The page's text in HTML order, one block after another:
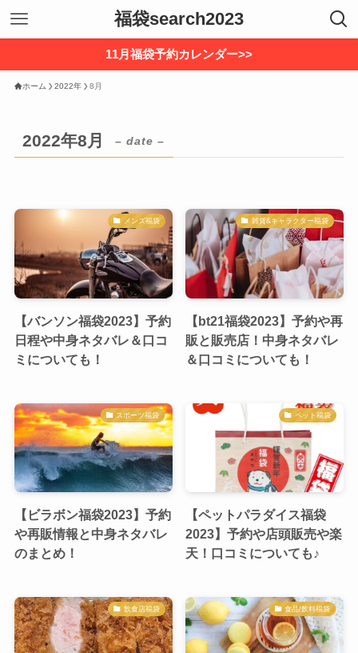
福袋search2023
11月福袋予約カレンダー>>
ホーム 2022年 8月
2022年8月 – date –
メンズ福袋
【バンソン福袋2023】予約
日程や中身ネタバレ＆口コ
ミについても！
雑貨&キャラクター福袋
【bt21福袋2023】予約や再
販と販売店！中身ネタバレ
＆口コミについても！
スポーツ福袋
【ビラボン福袋2023】予約
や再販情報と中身ネタバレ
のまとめ！
ペット福袋
【ペットパラダイス福袋
2023】予約や店頭販売や楽
天！口コミについても♪
飲食店福袋 食品/飲料福袋